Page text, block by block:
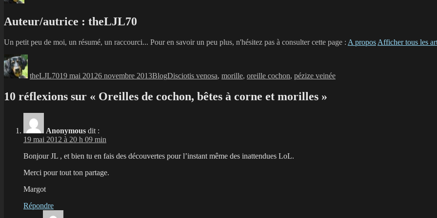
Auteur/autrice : theLJL70
Un petit peu de moi, un résumé, un raccourci... Pour en savoir un peu plus, n'hésitez pas à consulter cette page : A propos Afficher tous les
Auteur
theLJL7019 mai 20126 novembre 2013BlogDisciotis venosa, morille, oreille cochon, pézize veinée
10 réflexions sur « Oreilles de cochon, bêtes à corne et morilles »
Anonymous dit :
19 mai 2012 à 20 h 09 min
Bonjour JL , et bien tu en fais des découvertes pour l’instant même des inattendues LoL.
Merci pour tout ton partage.
Margot
Répondre